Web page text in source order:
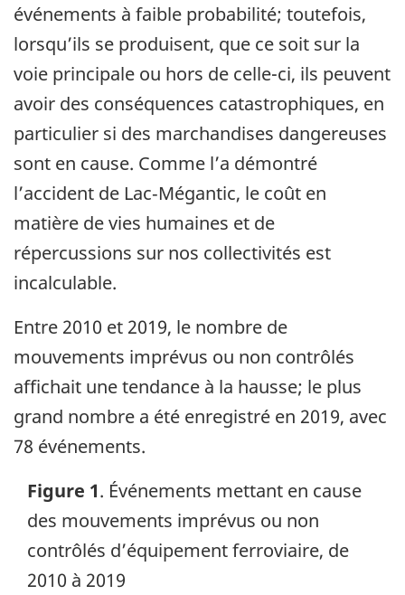
événements à faible probabilité; toutefois,
lorsqu’ils se produisent, que ce soit sur la
voie principale ou hors de celle-ci, ils peuvent
avoir des conséquences catastrophiques, en
particulier si des marchandises dangereuses
sont en cause. Comme l’a démontré
l’accident de Lac‑Mégantic, le coût en
matière de vies humaines et de
répercussions sur nos collectivités est
incalculable.
Entre 2010 et 2019, le nombre de
mouvements imprévus ou non contrôlés
affichait une tendance à la hausse; le plus
grand nombre a été enregistré en 2019, avec
78 événements.
Figure 1. Événements mettant en cause
des mouvements imprévus ou non
contrôlés d’équipement ferroviaire, de
2010 à 2019